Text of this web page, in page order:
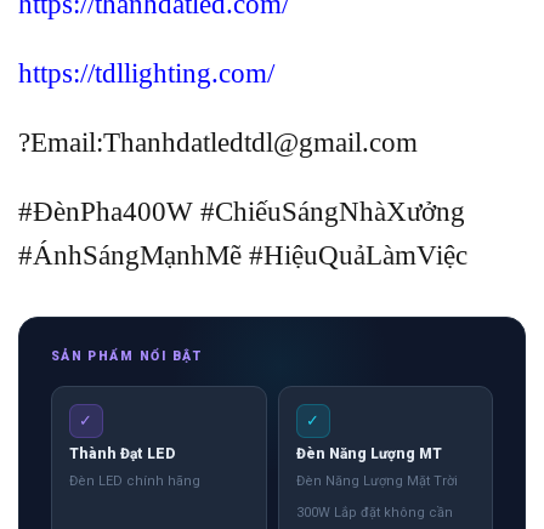
https://tdllighting.com/
?Email:Thanhdatledtdl@gmail.com
#ĐènPha400W #ChiếuSángNhàXưởng
#ÁnhSángMạnhMẽ #HiệuQuảLàmViệc
SẢN PHẨM NỔI BẬT
✓
Thành Đạt LED
Đèn LED chính hãng
✓
Đèn Năng Lượng MT
Đèn Năng Lượng Mặt Trời
300W Lắp đặt không cần